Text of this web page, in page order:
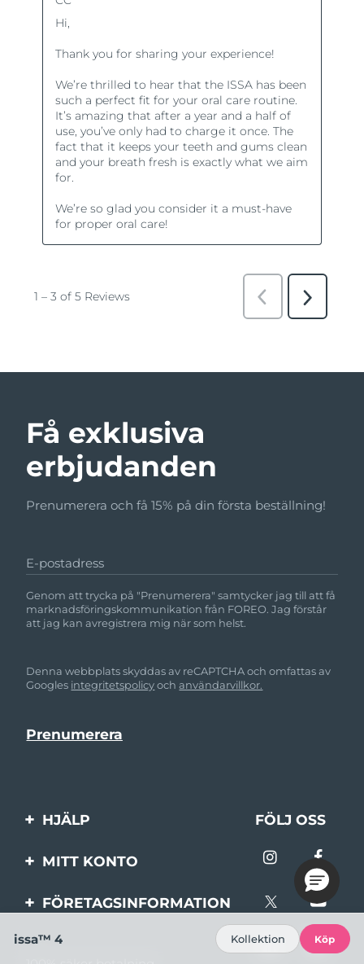
Få exklusiva
erbjudanden
Prenumerera och få 15% på din första beställning!
E-postadress
Genom att trycka på "Prenumerera" samtycker jag till att få
marknadsföringskommunikation från FOREO. Jag förstår
att jag kan avregistrera mig när som helst.
Denna webbplats skyddas av reCAPTCHA och omfattas av
Googles integritetspolicyochanvändarvillkor.
HJÄLP
Kontakta oss
Garantier & returer
Vanliga frågor
FÖLJ OSS
MITT KONTO
Produktregistrering
FÖRETAGSINFORMATION
Om FOREO
issa™ 4 Kollektion Köp